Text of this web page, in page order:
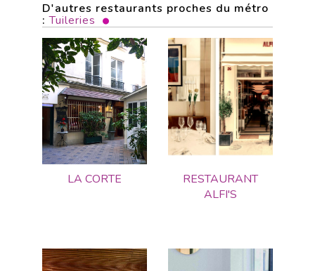
D'autres restaurants proches du métro
:Tuileries
LA CORTE
RESTAURANT
ALFI'S